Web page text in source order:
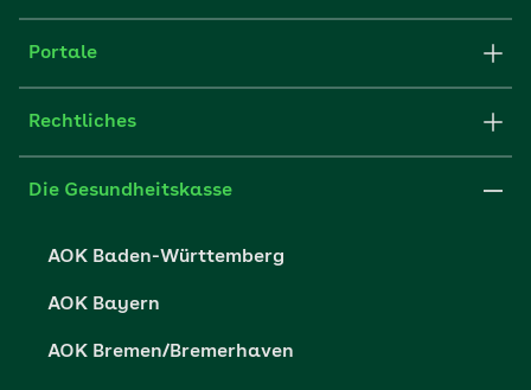
FAQ
Struktur & Verwaltung
Partner der AOK
Portale
Fachportal für Arbeitgeber
Presse- und Politikportal
Vertriebspartner-Service
Rechtliches
Impressum
Die Gesundheitskasse
AOK Baden-Württemberg
AOK Bayern
AOK Bremen/Bremerhaven